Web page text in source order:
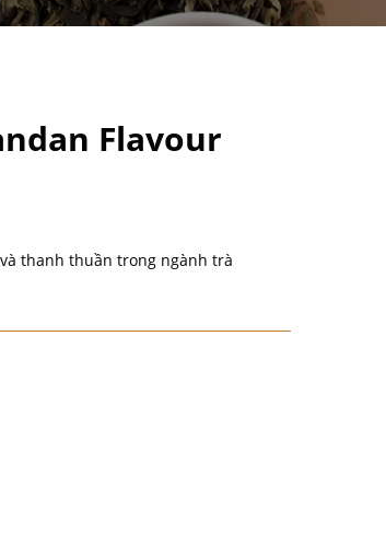
Flavour
thanh thuần trong ngành trà